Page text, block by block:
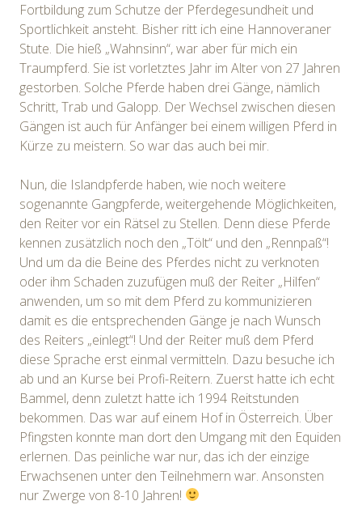
Fortbildung zum Schutze der Pferdegesundheit und
Sportlichkeit ansteht. Bisher ritt ich eine Hannoveraner
Stute. Die hieß „Wahnsinn“, war aber für mich ein
Traumpferd. Sie ist vorletztes Jahr im Alter von 27 Jahren
gestorben. Solche Pferde haben drei Gänge, nämlich
Schritt, Trab und Galopp. Der Wechsel zwischen diesen
Gängen ist auch für Anfänger bei einem willigen Pferd in
Kürze zu meistern. So war das auch bei mir.
Nun, die Islandpferde haben, wie noch weitere
sogenannte Gangpferde, weitergehende Möglichkeiten,
den Reiter vor ein Rätsel zu Stellen. Denn diese Pferde
kennen zusätzlich noch den „Tölt“ und den „Rennpaß“!
Und um da die Beine des Pferdes nicht zu verknoten
oder ihm Schaden zuzufügen muß der Reiter „Hilfen“
anwenden, um so mit dem Pferd zu kommunizieren
damit es die entsprechenden Gänge je nach Wunsch
des Reiters „einlegt“! Und der Reiter muß dem Pferd
diese Sprache erst einmal vermitteln. Dazu besuche ich
ab und an Kurse bei Profi-Reitern. Zuerst hatte ich echt
Bammel, denn zuletzt hatte ich 1994 Reitstunden
bekommen. Das war auf einem Hof in Österreich. Über
Pfingsten konnte man dort den Umgang mit den Equiden
erlernen. Das peinliche war nur, das ich der einzige
Erwachsenen unter den Teilnehmern war. Ansonsten
nur Zwerge von 8-10 Jahren!